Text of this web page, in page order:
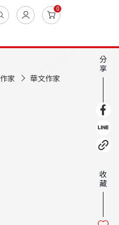
0
作家 華文作家
分
享
收
藏